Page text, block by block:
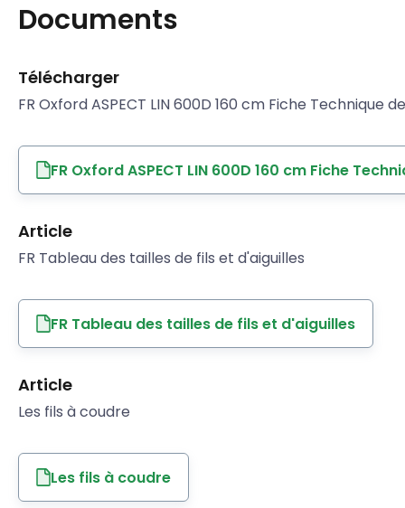
Documents
Télécharger
FR Oxford ASPECT LIN 600D 160 cm Fiche Technique
FR Oxford ASPECT LIN 600D 160 cm Fiche
Article
FR Tableau des tailles de fils et d'aiguilles
FR Tableau des tailles de fils et d'aiguilles
Article
Les fils à coudre
Les fils à coudre